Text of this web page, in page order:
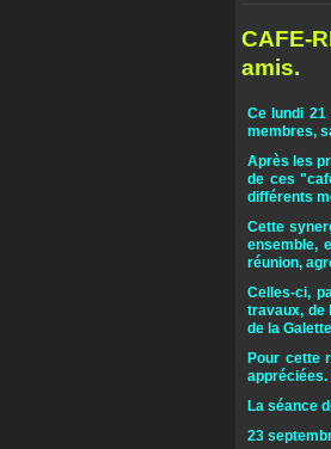
CAFE-
amis.
Ce lundi
membres,
Après les
de ces
différents
Cette
ensemble,
réunion,
Celles-ci,
travaux, de
de la
Pour cette
appréciées.
La séance
23